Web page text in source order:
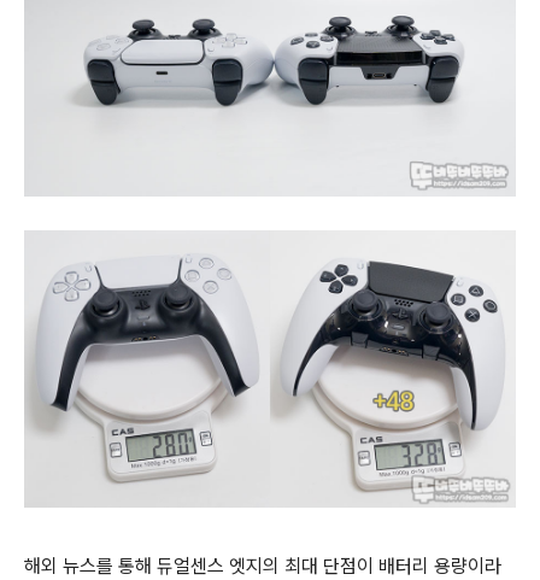
해외 뉴스를 통해 듀얼센스 엣지의 최대 단점이 배터리 용량이라